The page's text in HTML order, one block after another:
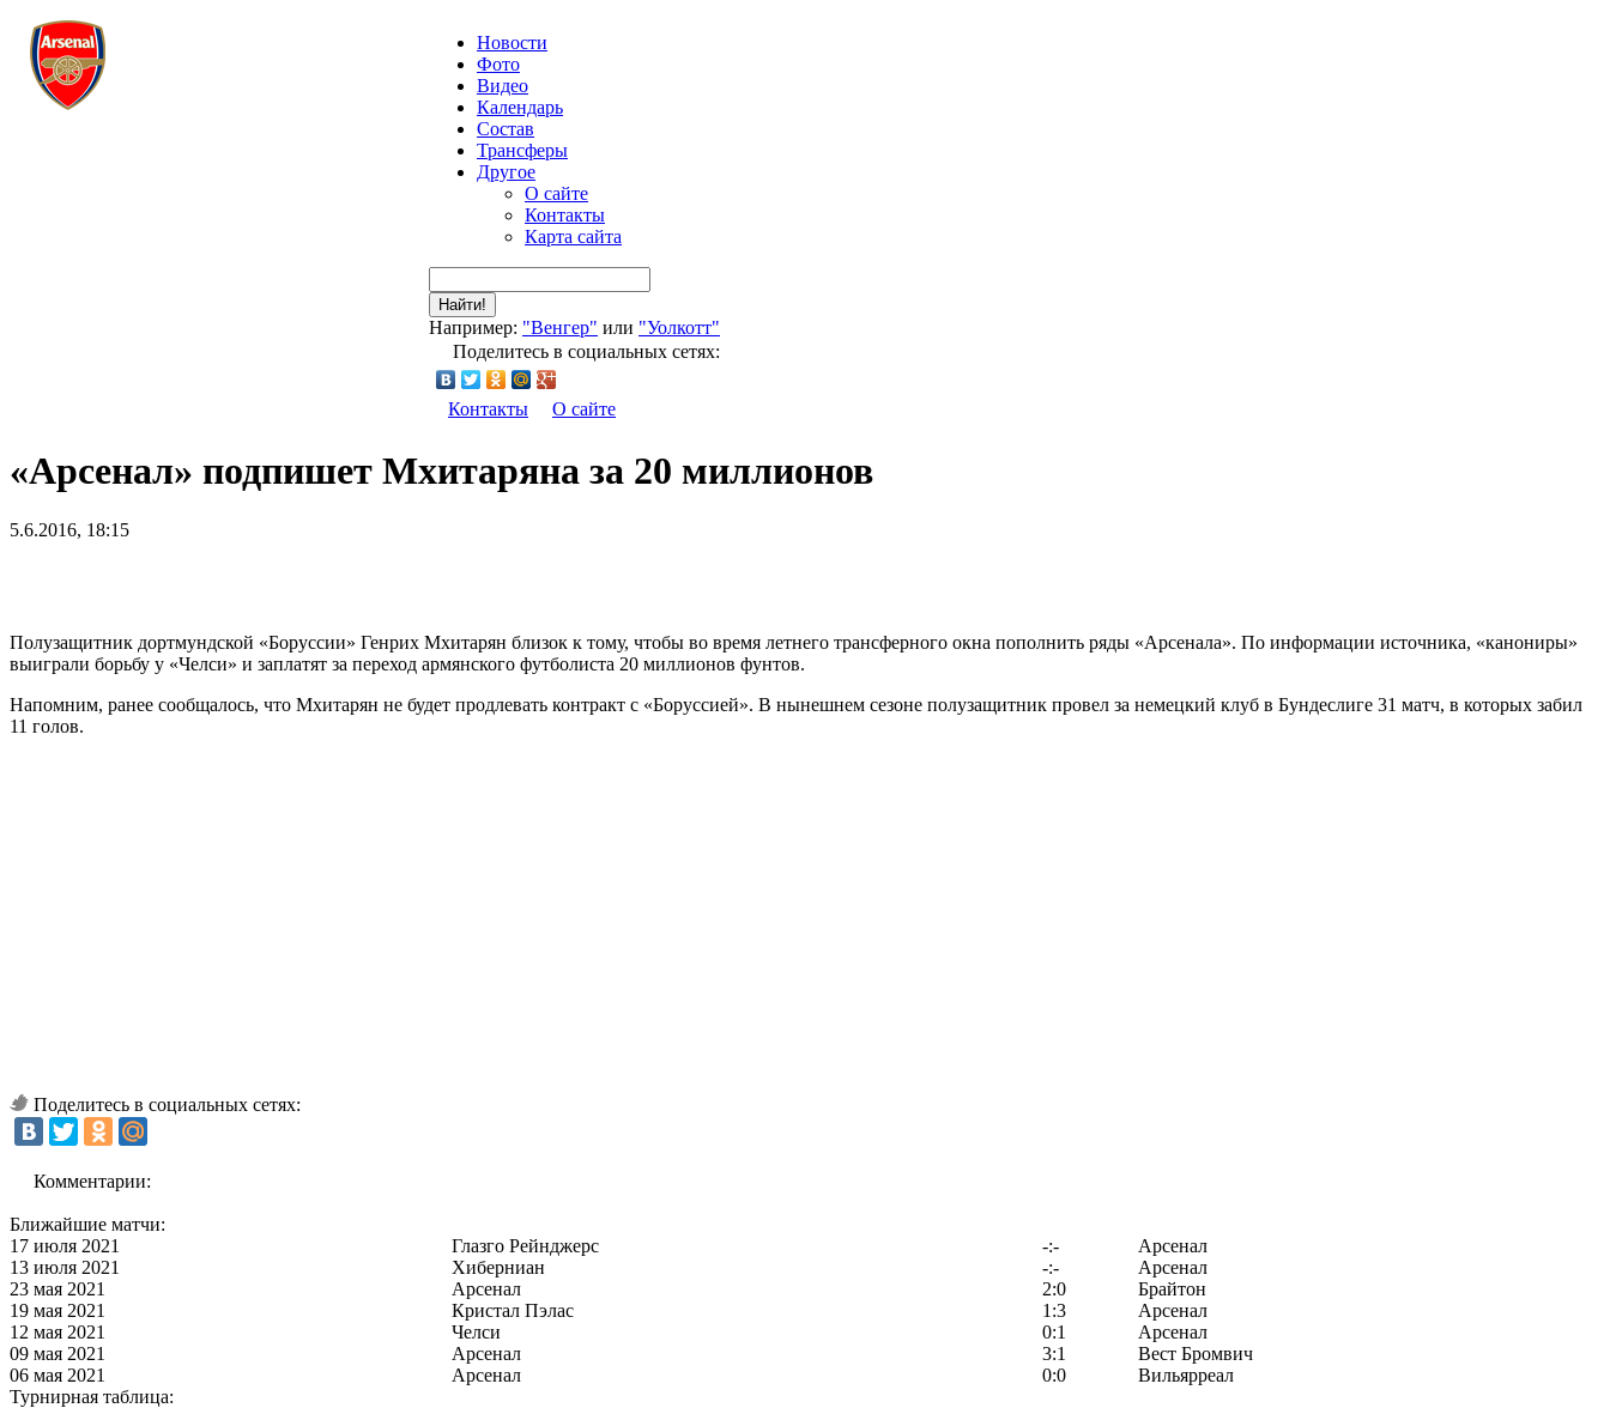
Новости
Фото
Видео
Календарь
Состав
Трансферы
Другое
О сайте
Контакты
Карта сайта
Найти!
Например: "Венгер" или "Уолкотт"
Поделитесь в социальных сетях:
Контакты О сайте
«Арсенал» подпишет Мхитаряна за 20 миллионов
5.6.2016, 18:15
Полузащитник дортмундской «Боруссии» Генрих Мхитарян близок к тому, чтобы во время летнего трансферного окна пополнить ряды «Арсенала». По информации источника, «канониры»
выиграли борьбу у «Челси» и заплатят за переход армянского футболиста 20 миллионов фунтов.
Напомним, ранее сообщалось, что Мхитарян не будет продлевать контракт с «Боруссией». В нынешнем сезоне полузащитник провел за немецкий клуб в Бундеслиге 31 матч, в которых забил
11 голов.
Поделитесь в социальных сетях:
Комментарии:
Ближайшие матчи:
17 июля 2021
Глазго Рейнджерс -:-
Арсенал
13 июля 2021
Хиберниан -:-
Арсенал
23 мая 2021
Арсенал 2:0
Брайтон
19 мая 2021
Кристал Пэлас 1:3
Арсенал
12 мая 2021
Челси 0:1
Арсенал
09 мая 2021
Арсенал 3:1
Вест Бромвич
06 мая 2021
Арсенал 0:0
Вильярреал
Турнирная таблица: